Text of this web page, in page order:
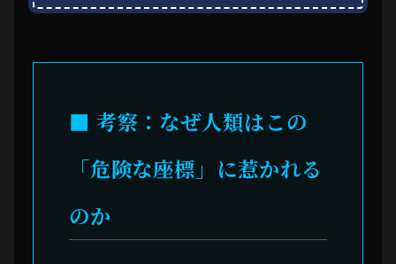
■ 考察：なぜ人類はこの
「危険な座標」に惹かれる
のか